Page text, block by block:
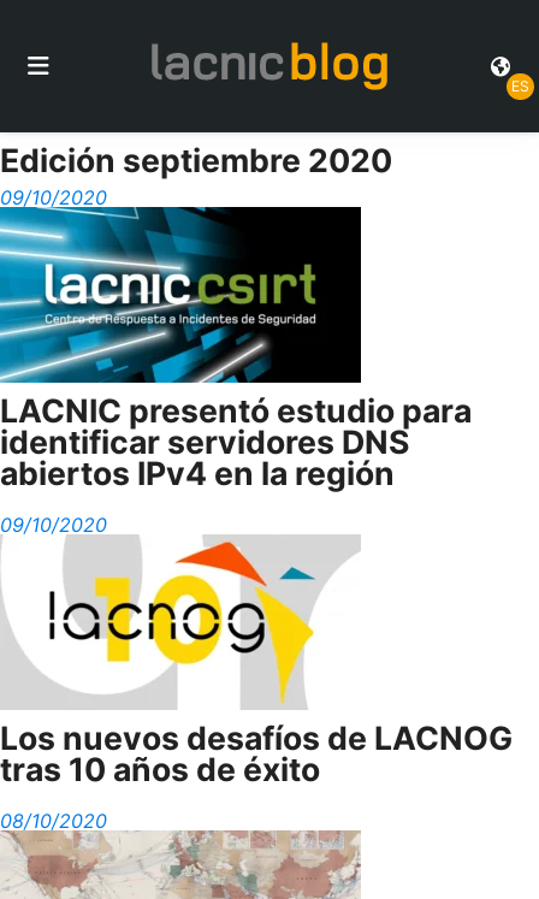
ES
Edición septiembre 2020
09/10/2020
LACNIC presentó estudio para
identificar servidores DNS
abiertos IPv4 en la región
09/10/2020
Los nuevos desafíos de LACNOG
tras 10 años de éxito
08/10/2020